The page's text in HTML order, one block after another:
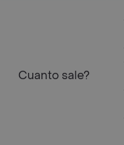
Cuanto sale?